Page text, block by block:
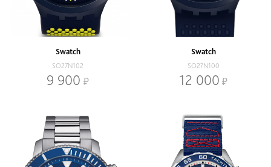
Swatch
SO27N102
9 900
Swatch
SO27N100
12 000